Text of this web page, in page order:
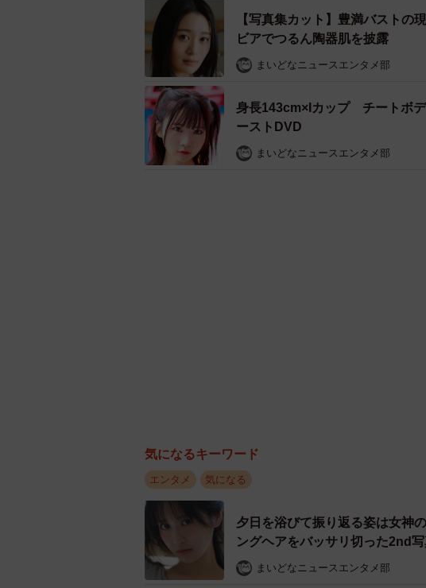
【写真集カット】豊満バスト
ビアでつるん陶器肌を披露
まいどなニュースエンタメ部
身長143cm×Iカップ チートボ
ーストDVD
まいどなニュースエンタメ部
気になるキーワード
エンタメ 気になる
夕日を浴びて振り返る姿は女
ングヘアをバッサリ切った2nd
まいどなニュースエンタメ部